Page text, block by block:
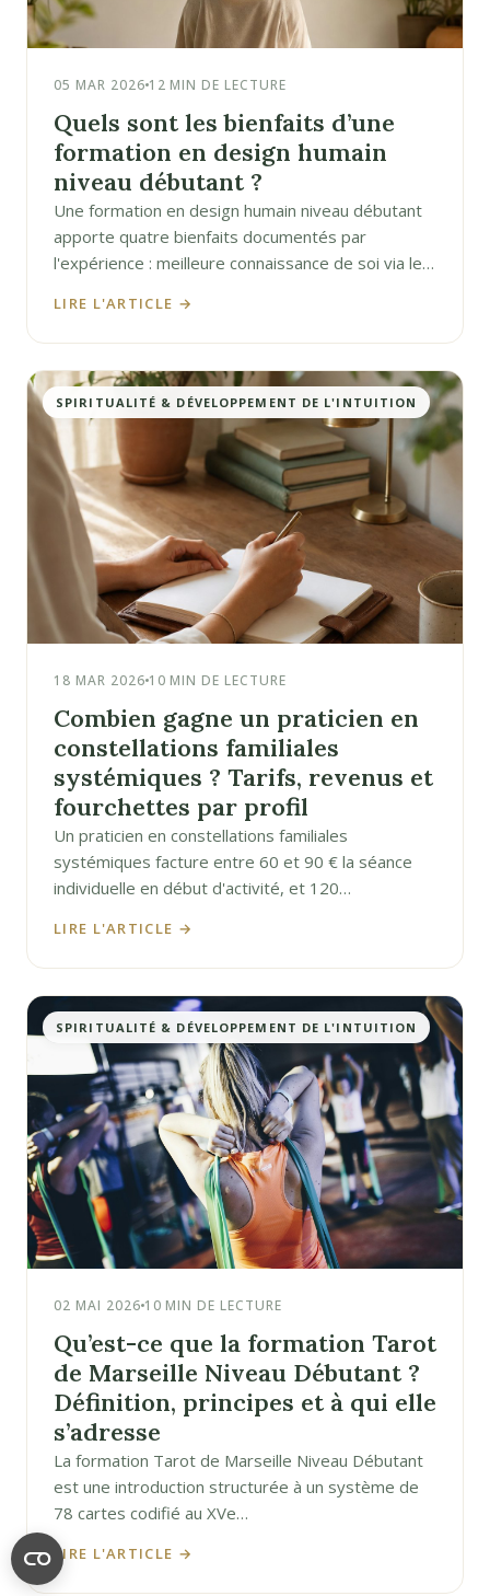
05 MAR 2026 12 MIN DE LECTURE
Quels sont les bienfaits d’une
formation en design humain
niveau débutant ?
Une formation en design humain niveau débutant
apporte quatre bienfaits documentés par
l'expérience : meilleure connaissance de soi via le…
LIRE L'ARTICLE →
SPIRITUALITÉ & DÉVELOPPEMENT DE L'INTUITION
18 MAR 2026 10 MIN DE LECTURE
Combien gagne un praticien en
constellations familiales
systémiques ? Tarifs, revenus et
fourchettes par profil
Un praticien en constellations familiales
systémiques facture entre 60 et 90 € la séance
individuelle en début d'activité, et 120…
LIRE L'ARTICLE →
SPIRITUALITÉ & DÉVELOPPEMENT DE L'INTUITION
02 MAI 2026 10 MIN DE LECTURE
Qu’est-ce que la formation Tarot
de Marseille Niveau Débutant ?
Définition, principes et à qui elle
s’adresse
La formation Tarot de Marseille Niveau Débutant
est une introduction structurée à un système de
78 cartes codifié au XVe…
LIRE L'ARTICLE →